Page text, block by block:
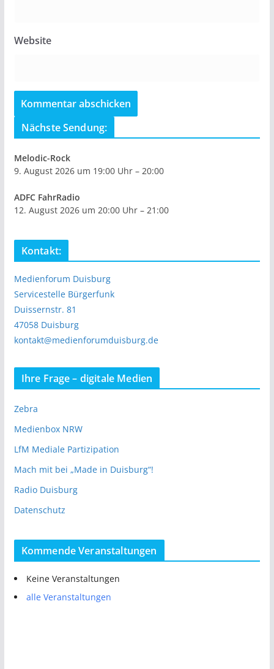
Website
Nächste Sendung:
Melodic-Rock
9. August 2026 um 19:00 Uhr – 20:00
ADFC FahrRadio
12. August 2026 um 20:00 Uhr – 21:00
Kontakt:
Medienforum Duisburg
Servicestelle Bürgerfunk
Duissernstr. 81
47058 Duisburg
kontakt@medienforumduisburg.de
Ihre Frage – digitale Medien
Zebra
Medienbox NRW
LfM Mediale Partizipation
Mach mit bei „Made in Duisburg“!
Radio Duisburg
Datenschutz
Kommende Veranstaltungen
Keine Veranstaltungen
alle Veranstaltungen